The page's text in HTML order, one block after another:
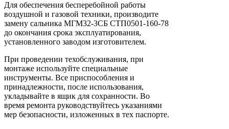
Для обеспечения бесперебойной работы
воздушной и газовой техники, производите
замену сальника МГМ32-3СБ СТП0501-160-78
до окончания срока эксплуатирования,
установленного заводом изготовителем.
При проведении техобслуживания, при
монтаже используйте специальные
инструменты. Все приспособления и
принадлежности, после использования,
укладывайте в ящик для сохранности. Во
время ремонта руководствуйтесь указаниями
мер безопасности, изложенных в тех паспорте.